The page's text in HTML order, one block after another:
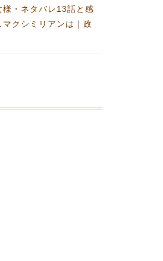
・ネタバレ13話と感
クシミリアンは｜政